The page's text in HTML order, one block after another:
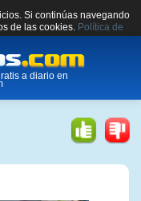
Si continúas navegando
de las cookies. Política de
a diario en